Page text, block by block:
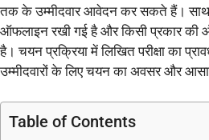
तक के उम्मीदवार आवेदन कर सकते हैं। साथ
ऑफलाइन रखी गई है और किसी प्रकार की
है। चयन प्रक्रिया में लिखित परीक्षा का
उम्मीदवारों के लिए चयन का अवसर और
Table of Contents